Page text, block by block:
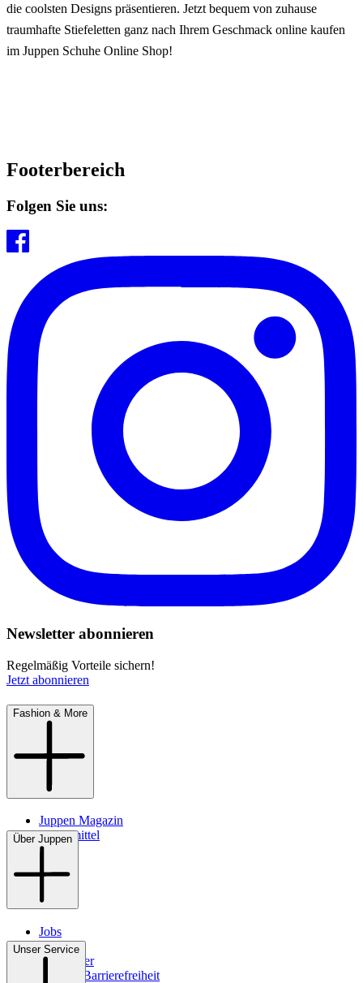
die coolsten Designs präsentieren. Jetzt bequem von zuhause
traumhafte Stiefeletten ganz nach Ihrem Geschmack online kaufen
im Juppen Schuhe Online Shop!
Footerbereich
Folgen Sie uns:
Newsletter abonnieren
Regelmäßig Vorteile sichern!
Jetzt abonnieren
Fashion & More
Juppen Magazin
Pflegemittel
Über Juppen
Jobs
Filialen
Newsletter
Digitale Barrierefreiheit
Unser Service